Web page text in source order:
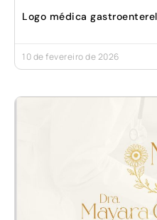
Logo médica
10 de fevereiro de 2026